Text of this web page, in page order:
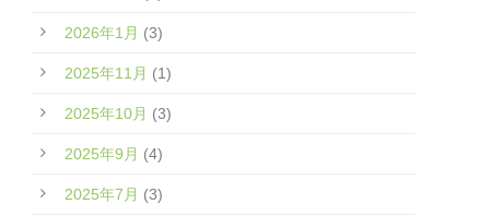
2026年1月 (3)
2025年11月 (1)
2025年10月 (3)
2025年9月 (4)
2025年7月 (3)